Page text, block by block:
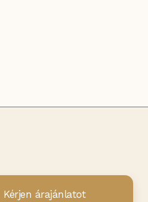
Kérjen árajánlatot